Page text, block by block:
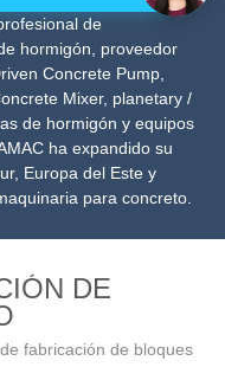
de
hormigón, proveedor
Concrete Pump,
Mixer, planetary /
de hormigón y equipos
ha expandido su
Europa del Este y
para concreto.
DE
fabricación de bloques